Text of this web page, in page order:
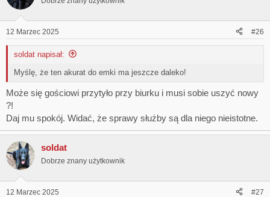
12 Marzec 2025 #26
soldat napisał:
Myślę, że ten akurat do emki ma jeszcze daleko!
Może się gościowi przytyło przy biurku i musi sobie uszyć nowy
?!
Daj mu spokój. Widać, że sprawy służby są dla niego nieistotne.
soldat
Dobrze znany użytkownik
12 Marzec 2025 #27